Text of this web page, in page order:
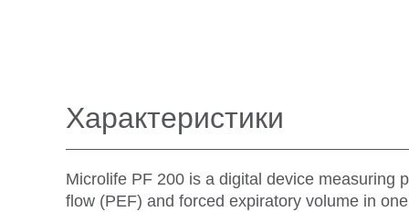
Характеристики
Microlife PF 200 is a digital device measuring
flow (PEF) and forced expiratory volume in